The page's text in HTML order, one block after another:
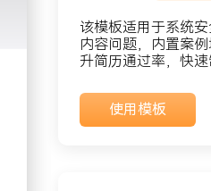
该模板适用于系统
内容问题，内置案
升简历通过率，快速
使用模板